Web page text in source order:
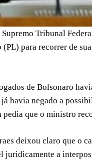
Tribunal
para recorrer de
de Bolsonaro
havia negado a
pedia que o ministro
deixou claro que o
juridicamente a